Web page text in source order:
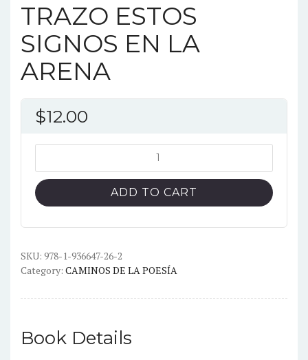
TRAZO ESTOS
SIGNOS EN LA
ARENA
$12.00
ESTOS
SIGNOS
EN
quantity
ADD TO CART
SKU: 978-1-936647-26-2
Category: CAMINOS DE LA POESÍA
Book Details